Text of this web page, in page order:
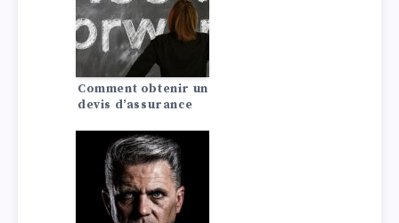
Comment obtenir un
devis d’assurance